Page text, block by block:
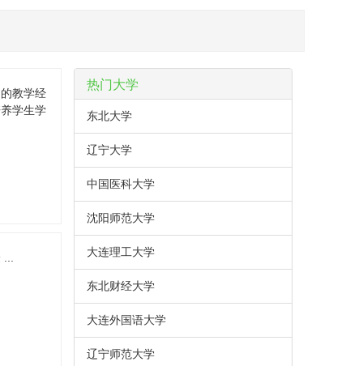
教学经
学生学
...
热门大学
东北大学
辽宁大学
中国医科大学
沈阳师范大学
大连理工大学
东北财经大学
大连外国语大学
辽宁师范大学